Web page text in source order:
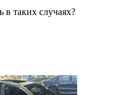
в таких случаях?